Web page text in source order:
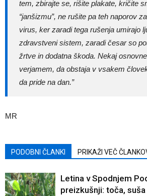
tem, zbirajte se, rišite plakate, kričite
“janšizmu”, ne rušite pa teh naporov
virus, ker zaradi tega rušenja umirajo
zdravstveni sistem, zaradi česar so
žrtve in dodatna škoda. Nekaj
verjamem, da obstaja v vsakem
da pride na dan.”
MR
PODOBNI ČLANKI PRIKAŽI VEČ
Letina v Spodnjem
preizkušnji: toča,